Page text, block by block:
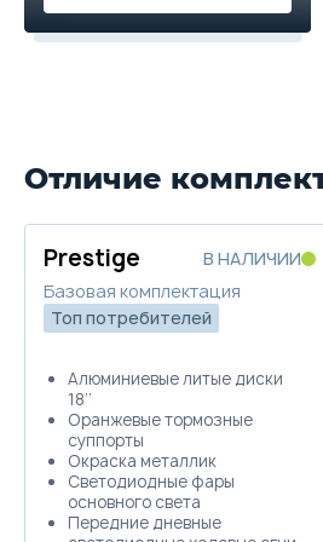
Отличие
Prestige
В НАЛИЧИИ
Базовая комплектация
Топ потребителей
Алюминиевые литые диски
18’’
Оранжевые тормозные
суппорты
Окраска металлик
Светодиодные фары
основного света
Передние дневные